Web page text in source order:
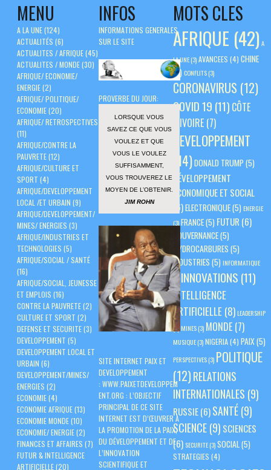
MENU
A LA UNE(124)
ACTUALITÉS (6)
ACTUALITES / AFRIQUE(45)
ACTUALITES / MONDE(30)
AFRIQUE/ ECONOMIE/
ENERGIE(2)
AFRIQUE/ POLITIQUE/
ECONOMIE(20)
AFRIQUE/ RETROSPECTIVES
(11)
AFRIQUE/CONTRE LA
PAUVRETE(12)
AFRIQUE/CULTURE ET
SPORT (4)
AFRIQUE/DEVELOPPEMENT
LOCAL /ET URBAIN (9)
AFRIQUE/DEVELOPPEMENT/
MINES/ ENERGIES (3)
AFRIQUE/INDUSTRIES ET
TECHNOLOGIES (5)
AFRIQUE/SOCIAL / SANTÉ
(16)
AFRIQUE/SOCIAL, JEUNESSE
ET EMPLOIS (16)
CONTRE LA PAUVRETE(2)
CULTURE ET SPORT (2)
DEFENSE ET SECURITE(3)
DEVELOPPEMENT (5)
DEVELOPPEMENT LOCAL ET
URBAIN (6)
DEVELOPPEMENT/MINES/
ENERGIES (2)
ECONOMIE(4)
ECONOMIE AFRIQUE(13)
ECONOMIE MONDE(10)
ECONOMIE/ ENERGIE(2)
FINANCES ET AFFAIRES (7)
FUTUR & INTELLIGENCE
ARTIFICIELLE(20)
MOTS CLES
AFRIQUE (42) A
LA UNE(3)AVANCEES (4) CHINE
(5)CONFLITS(3)
CORONAVIRUS (12)
COVID 19 (11) CÔTE
D'IVOIRE (7)
DEVELOPPEMENT
(14)DONALD TRUMP(5)
DÉVELOPPEMENT
ÉCONOMIQUE ET SOCIAL
(6)ELECTRONIQUE(5)ENERGIE
(3)FRANCE(5)FUTUR (6)
GOUVERNANCE(5)
HYDROCARBURES(5)
INDUSTRIES(5)INFORMATIQUE
(3)
INNOVATIONS (11)
INTELLIGENCE
ARTIFICIELLE (8)LEADERSHIP
(3)MINES(3) MONDE (7)
MUSIQUE(3)NIGERIA(4) PAIX(5)
PERSPECTIVES(3) POLITIQUE
(12)RELATIONS
INTERNATIONALES (9)
RUSSIE(6)SANTÉ(9)
SCIENCE(9) SCIENCES
(6) SECURITE(3)SOCIAL (5)
STRATEGIES (4)
INFOS
INFORMATIONS GENERALES
SUR LE SITE
PROVERBE DU JOUR:
LORSQUE VOUS
SAVEZ CE QUE VOUS
VOULEZ ET QUE
VOUS LE VOULEZ
SUFFISAMMENT,
VOUS TROUVEREZ LE
MOYEN DE L’OBTENIR.
JIM ROHN
SITE INTERNET PAIX ET
DEVELOPPEMENT
:WWW.PAIXETDEVELOPPEM
ENT.ORG : L’OBJECTIF
PRINCIPAL DE CE SITE
INTERNET EST D’ŒUVRER À
LA PROMOTION DE LA PAIX,
DU DÉVELOPPEMENT ET DE
L’INNOVATION
SCIENTIFIQUE ET